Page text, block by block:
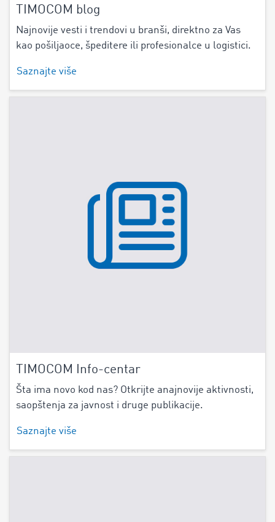
TIMOCOM blog
Najnovije vesti i trendovi u branši, direktno za Vas
kao pošiljaoce, špeditere ili profesionalce u logistici.
Saznajte više
TIMOCOM Info-centar
Šta ima novo kod nas? Otkrijte anajnovije aktivnosti,
saopštenja za javnost i druge publikacije.
Saznajte više